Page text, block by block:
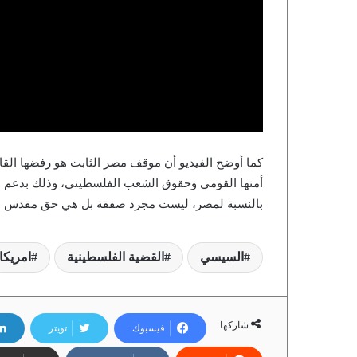
كما أوضح الفيديو أن موقف مصر الثابت هو رفضها
أمنها القومي وحقوق الشعب الفلسطيني، وذلك
بالنسبة لمصر، ليست مجرد صفقة بل هي حق مقدس
السيسي القضية الفلسطينية امريكا
شاركها فيسبوك تويتر